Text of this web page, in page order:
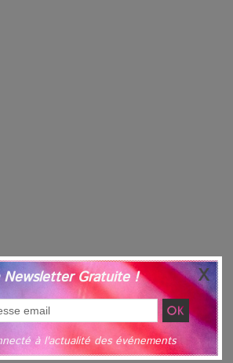
Newsletter Gratuite !
à l'actualité des événements